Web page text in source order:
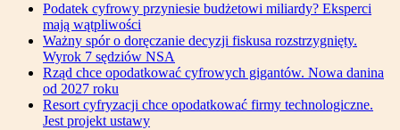
Podatek cyfrowy przyniesie budżetowi miliardy? Eksperci
mają wątpliwości
Ważny spór o doręczanie decyzji fiskusa rozstrzygnięty.
Wyrok 7 sędziów NSA
Rząd chce opodatkować cyfrowych gigantów. Nowa danina
od 2027 roku
Resort cyfryzacji chce opodatkować firmy technologiczne.
Jest projekt ustawy